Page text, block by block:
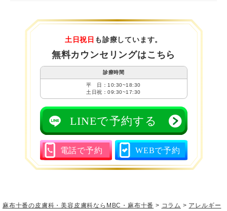
土日祝日 も診療しています。
無料カウンセリングはこちら
診療時間
平 日：10:30~18:30
土日祝：09:30~17:30
LINEで予約する
電話で予約 WEBで予約
麻布十番の皮膚科・美容皮膚科ならMBC・麻布十番 > コラム > アレルギー